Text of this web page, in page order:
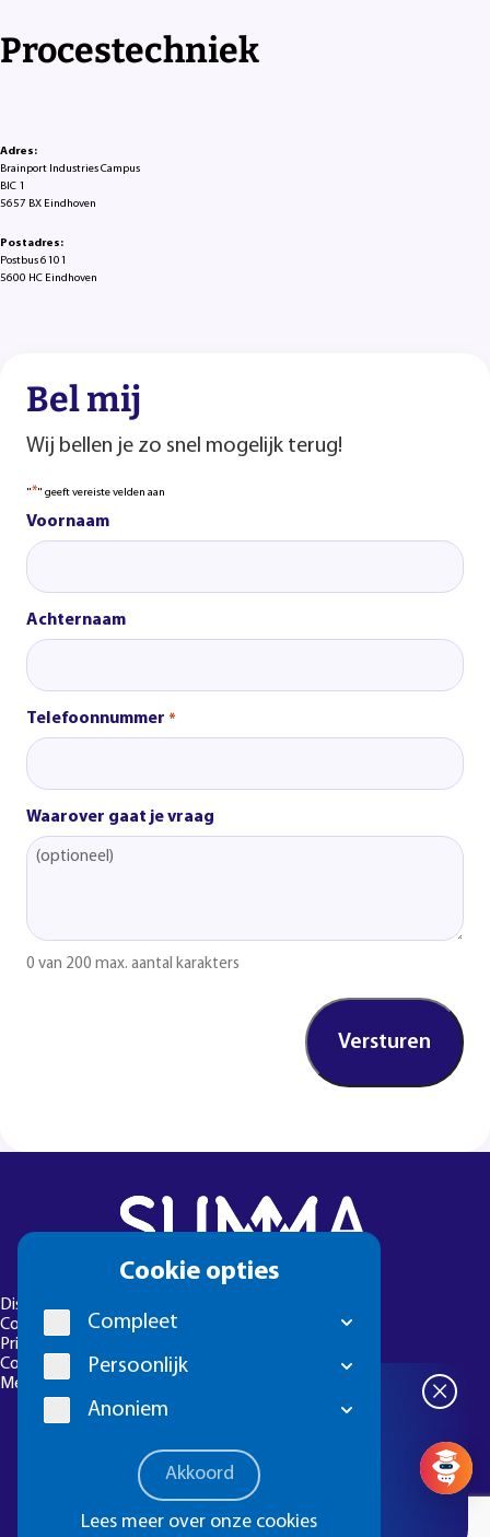
Cookie opties
Compleet
Persoonlijk
Anoniem
Akkoord
Lees meer over onze cookies
Procestechniek
Adres:
Brainport Industries Campus
BIC 1
5657 BX Eindhoven
Postadres:
Postbus 6101
5600 HC Eindhoven
Bel mij
Wij bellen je zo snel mogelijk terug!
"*" geeft vereiste velden aan
Voornaam
Achternaam
Telefoonnummer *
Waarover gaat je vraag
0 van 200 max. aantal karakters
Disclaimer
Colofon
Privacyverklaring
Cookie-instellingen
Meld een foutje
×
Summa
nieuwsbrief